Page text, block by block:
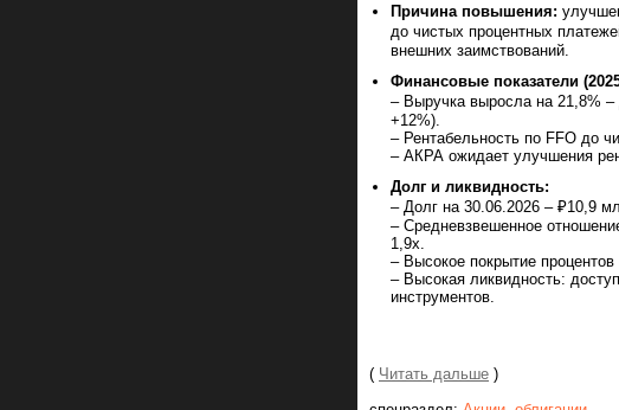
Причина повышения:
до чистых процентных
внешних заимствований.
Финансовые показатели
– Выручка выросла на 21,8%
+12%).
– Рентабельность по FFO до
– АКРА ожидает улучшения
Долг и ликвидность:
– Долг на 30.06.2026 – ₽10,9
– Средневзвешенное
1,9х.
– Высокое покрытие
– Высокая ликвидность:
инструментов.
( Читать дальше )